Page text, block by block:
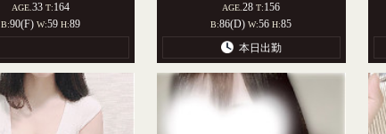
AGE. 33 T:164
B:90(F) W:59 H:89
AGE.28T:156
B:86(D)W:56H:85
本日出勤